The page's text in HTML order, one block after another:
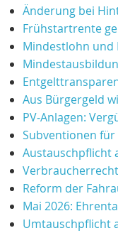
Änderung bei
Frühstartrente
Mindestlohn und
Aus Bürgergeld
PV‑Anlagen:
Subventionen
Austauschpflicht
Reform der
Mai 2026:
Umtauschpflicht